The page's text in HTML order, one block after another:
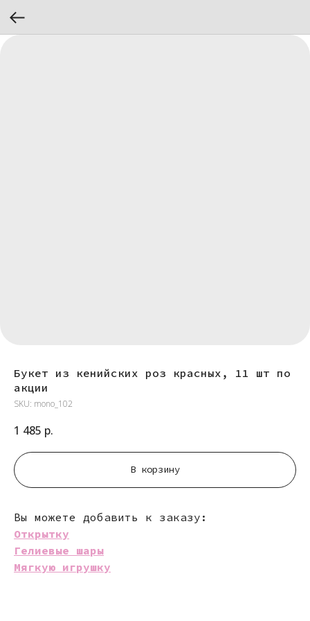
Букет из кенийских роз красных, 11 шт по
акции
SKU: mono_102
1 485 р.
В корзину
Вы можете добавить к заказу:
Открытку
Гелиевые шары
Мягкую игрушку